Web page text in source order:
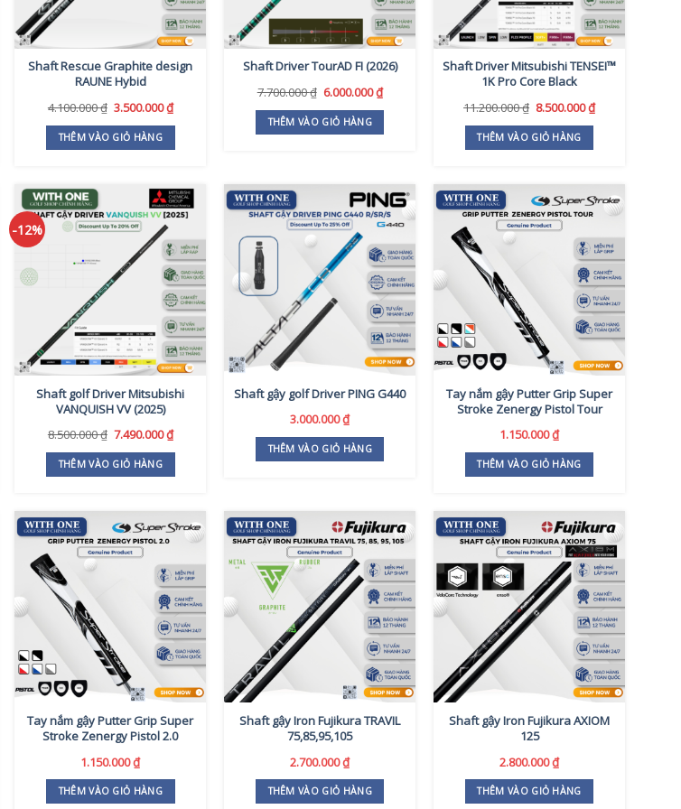
Shaft Rescue Graphite design
RAUNE Hybid
4.100.000₫ Giá
là:
4.100.000 ₫.
3.500.000₫Giá
là:
THÊM VÀO GIỎ HÀNG
Shaft Driver TourAD FI (2026)
7.700.000₫ Giá
là:
7.700.000 ₫.
6.000.000₫Giá
là:
THÊM VÀO GIỎ HÀNG
Shaft Driver Mitsubishi TENSEI™
1K Pro Core Black
11.200.000₫ Giá
là:
11.200.000 ₫.
8.500.000₫Giá
THÊM VÀO GIỎ HÀNG
-12%
Shaft golf Driver Mitsubishi
VANQUISH VV (2025)
8.500.000₫ Giá
là:
8.500.000 ₫.
7.490.000₫Giá
là:
THÊM VÀO GIỎ HÀNG
Shaft gậy golf Driver PING G440
3.000.000₫
THÊM VÀO GIỎ HÀNG
Tay nắm gậy Putter Grip Super
Stroke Zenergy Pistol Tour
1.150.000₫
THÊM VÀO GIỎ HÀNG
Tay nắm gậy Putter Grip Super
Stroke Zenergy Pistol 2.0
1.150.000₫
THÊM VÀO GIỎ HÀNG
Shaft gậy Iron Fujikura TRAVIL
75,85,95,105
2.700.000₫
THÊM VÀO GIỎ HÀNG
Shaft gậy Iron Fujikura AXIOM
125
2.800.000₫
THÊM VÀO GIỎ HÀNG